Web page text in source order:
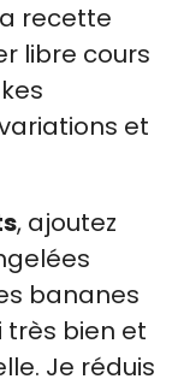
recette
libre cours
et
, ajoutez
bananes
bien et
Je réduis